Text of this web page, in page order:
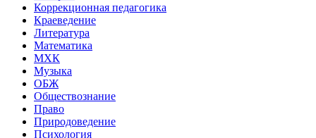
Коррекционная педагогика
Краеведение
Литература
Математика
МХК
Музыка
ОБЖ
Обществознание
Право
Природоведение
Психология